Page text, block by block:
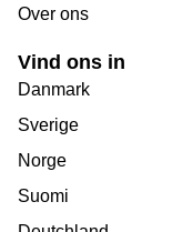
Over ons
Vind ons in
Danmark
Sverige
Norge
Suomi